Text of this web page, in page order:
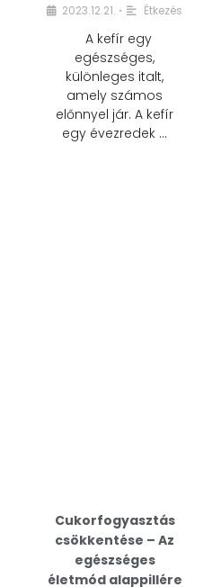
2023.12.21. • Étkezés
A kefír egy
egészséges,
különleges italt,
amely számos
előnnyel jár. A kefír
egy évezredek …
Cukorfogyasztás
csökkentése – Az
egészséges
életmód alappillére